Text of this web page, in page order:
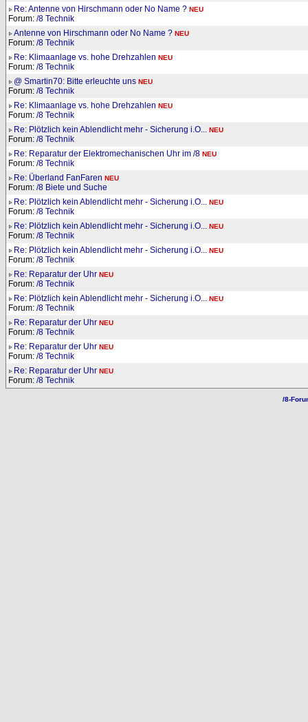
Re: Antenne von Hirschmann oder No Name ? NEU
Forum: /8 Technik
Antenne von Hirschmann oder No Name ? NEU
Forum: /8 Technik
Re: Klimaanlage vs. hohe Drehzahlen NEU
Forum: /8 Technik
@ Smartin70: Bitte erleuchte uns NEU
Forum: /8 Technik
Re: Klimaanlage vs. hohe Drehzahlen NEU
Forum: /8 Technik
Re: Plötzlich kein Ablendlicht mehr - Sicherung i.O... NEU
Forum: /8 Technik
Re: Reparatur der Elektromechanischen Uhr im /8 NEU
Forum: /8 Technik
Re: Überland FanFaren NEU
Forum: /8 Biete und Suche
Re: Plötzlich kein Ablendlicht mehr - Sicherung i.O... NEU
Forum: /8 Technik
Re: Plötzlich kein Ablendlicht mehr - Sicherung i.O... NEU
Forum: /8 Technik
Re: Plötzlich kein Ablendlicht mehr - Sicherung i.O... NEU
Forum: /8 Technik
Re: Reparatur der Uhr NEU
Forum: /8 Technik
Re: Plötzlich kein Ablendlicht mehr - Sicherung i.O... NEU
Forum: /8 Technik
Re: Reparatur der Uhr NEU
Forum: /8 Technik
Re: Reparatur der Uhr NEU
Forum: /8 Technik
Re: Reparatur der Uhr NEU
Forum: /8 Technik
/8-